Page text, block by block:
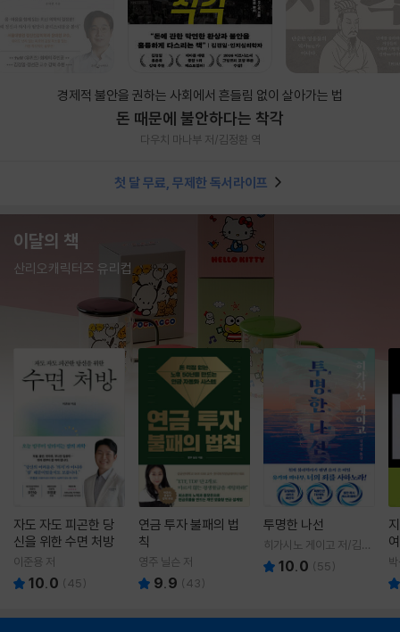
경제적 불안을 권하는 사회에서 흔들림 없이 살아가는 법
돈 때문에 불안하다는 착각
다우치 마나부 저/김정환 역
첫 달 무료, 무제한 독서라이프
이달의 책
산리오캐릭터즈 유리컵
자도 자도 피곤한 당
신을 위한 수면 처방
이준용 저
10.0 (45)
연금 투자 불패의 법
칙
영주 닐슨 저
9.9 (43)
투명한 나선
히가시노 게이고 저/김선
영 역10.0 (55)